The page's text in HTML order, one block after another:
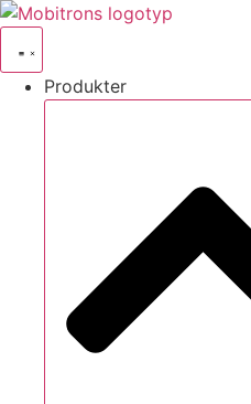
Hoppa
innehåll
Produkter